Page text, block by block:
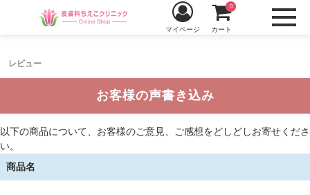
レビュー
マイページ カート
0
お客様の声書き込み
以下の商品について、お客様のご意見、ご感想をどしどしお寄せくださ
い。
商品名